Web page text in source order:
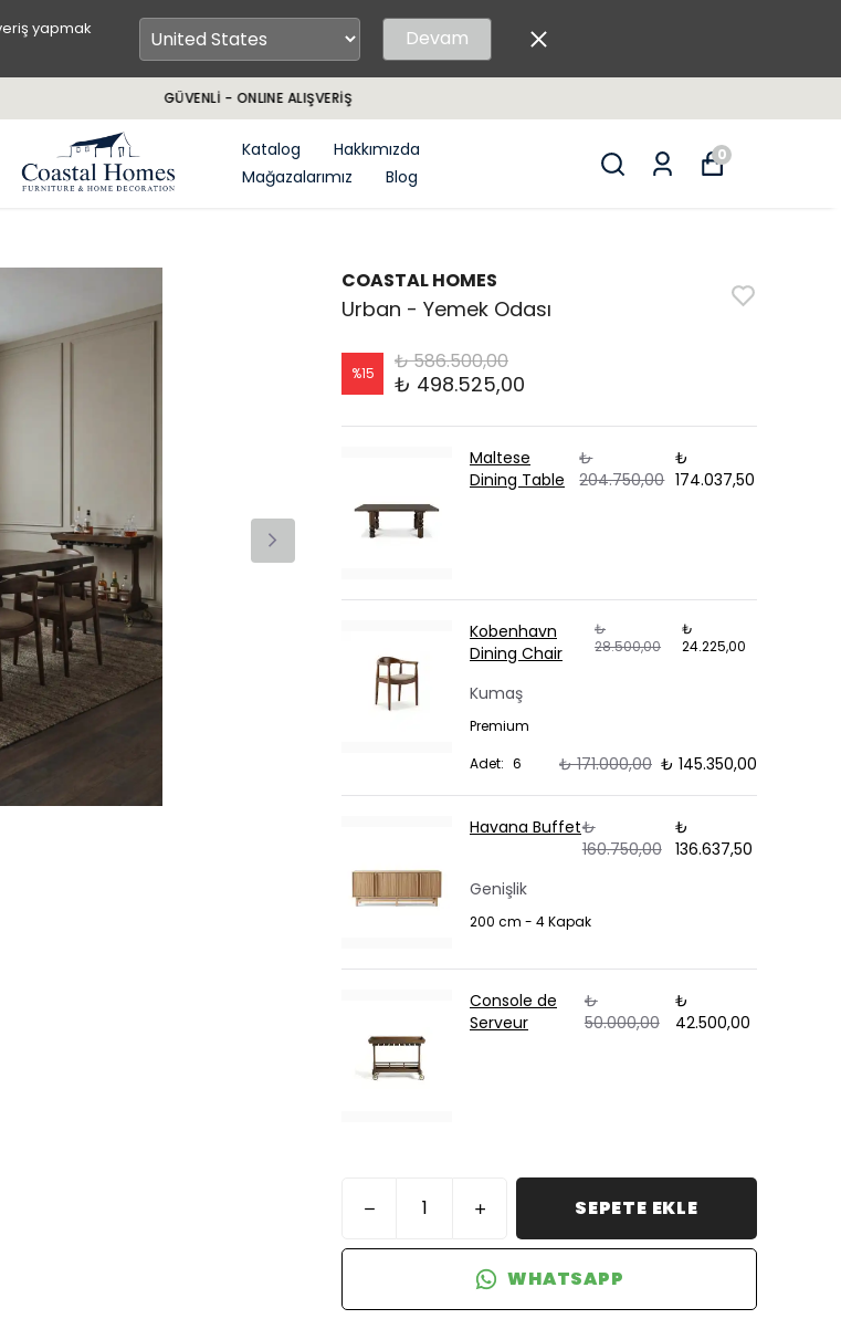
yapmak
Devam
GÜVENLİ - ONLINE ALIŞVERİŞ
Katalog
Hakkımızda
Mağazalarımız
Blog
0
COASTAL HOMES
Urban - Yemek Odası
%15 ₺ 586.500,00
₺ 498.525,00
Maltese
Dining Table
₺
204.750,00
₺
174.037,50
Kobenhavn
Dining Chair
₺
28.500,00
₺
24.225,00
Kumaş
Premium
Adet: 6 ₺ 171.000,00 ₺ 145.350,00
Havana Buffet₺
160.750,00
₺
136.637,50
Genişlik
200 cm - 4 Kapak
Console de
Serveur
₺
50.000,00
₺
42.500,00
SEPETE EKLE
WHATSAPP